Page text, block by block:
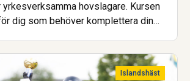
hovslagare. Kursen
dig som behöver komplettera din
Islandshäst